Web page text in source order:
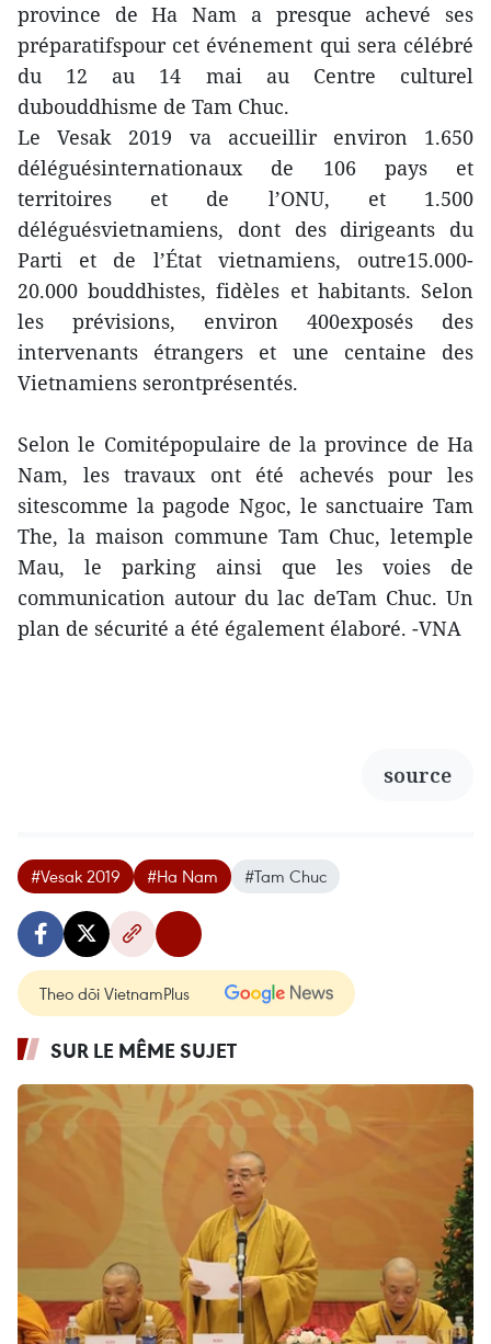
province de Ha Nam a presque achevé ses
préparatifspour cet événement qui sera célébré
du 12 au 14 mai au Centre culturel
dubouddhisme de Tam Chuc.
Le Vesak 2019 va accueillir environ 1.650
déléguésinternationaux de 106 pays et
territoires et de l’ONU, et 1.500
déléguésvietnamiens, dont des dirigeants du
Parti et de l’État vietnamiens, outre15.000-
20.000 bouddhistes, fidèles et habitants. Selon
les prévisions, environ 400exposés des
intervenants étrangers et une centaine des
Vietnamiens serontprésentés.
Selon le Comitépopulaire de la province de Ha
Nam, les travaux ont été achevés pour les
sitescomme la pagode Ngoc, le sanctuaire Tam
The, la maison commune Tam Chuc, letemple
Mau, le parking ainsi que les voies de
communication autour du lac deTam Chuc. Un
plan de sécurité a été également élaboré. -VNA
source
#Vesak 2019 #Ha Nam #Tam Chuc
Theo dõi VietnamPlus
SUR LE MÊME SUJET